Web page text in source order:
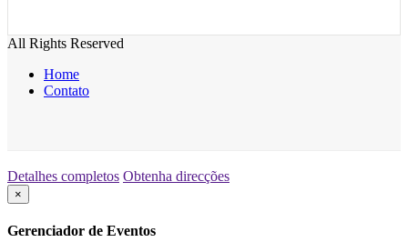
All Rights Reserved
Home
Contato
Detalhes completos Obtenha direcções
×
Gerenciador de Eventos